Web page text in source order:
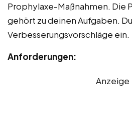
Prophylaxe-Maßnahmen. Die
gehört zu deinen Aufgaben.
Verbesserungsvorschläge ein.
Anforderungen:
Anzeige